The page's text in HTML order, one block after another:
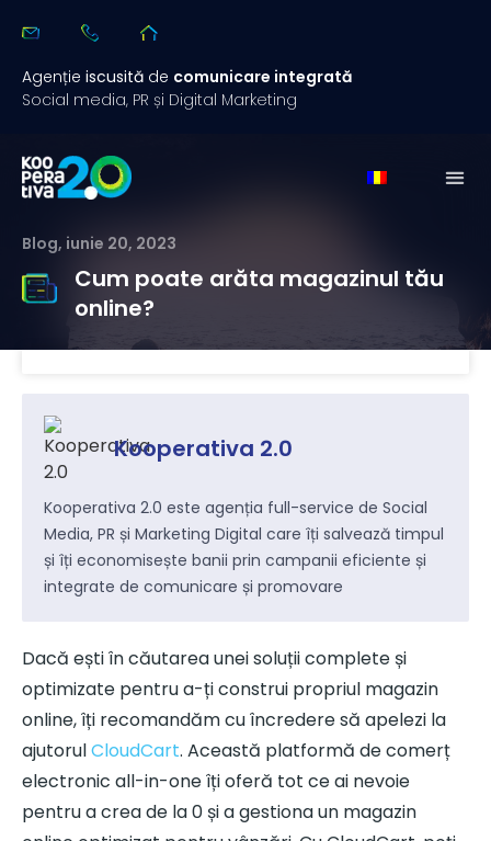
Agenție iscusită de comunicare integrată
Social media, PR și Digital Marketing
Blog, iunie 20, 2023
Cum poate arăta magazinul tău
online?
Kooperativa 2.0
Kooperativa 2.0 este agenția full-service de Social
Media, PR și Marketing Digital care îți salvează timpul
și îți economisește banii prin campanii eficiente și
integrate de comunicare și promovare
Dacă ești în căutarea unei soluții complete și
optimizate pentru a-ți construi propriul magazin
online, îți recomandăm cu încredere să apelezi la
ajutorulCloudCart. Această platformă de comerț
electronic all-in-one îți oferă tot ce ai nevoie
pentru a crea de la 0 și a gestiona un magazin